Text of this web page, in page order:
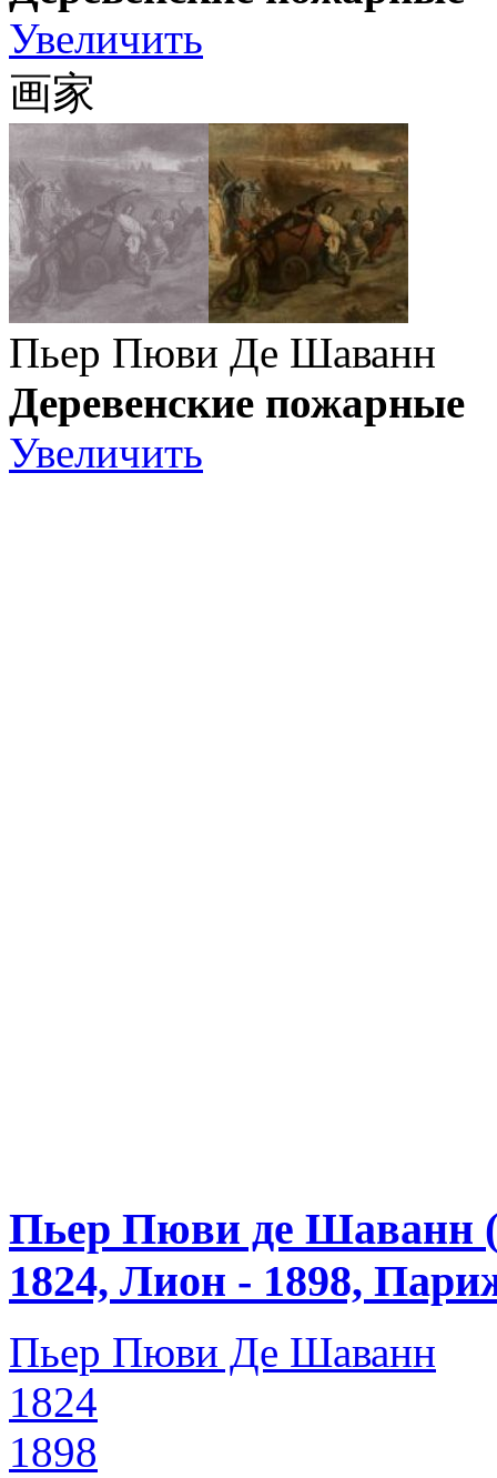
Увеличить
画家
Пьер Пюви Де Шаванн
Деревенские пожарные
Увеличить
Пьер Пюви де Шаванн
1824, Лион - 1898,
Пьер Пюви Де Шаванн
1824
1898